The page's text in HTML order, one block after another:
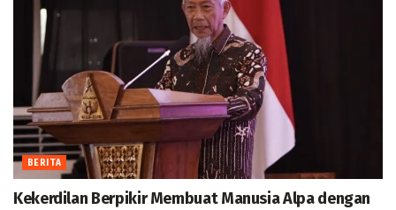
BERITA
Kekerdilan Berpikir Membuat Manusia Alpa dengan